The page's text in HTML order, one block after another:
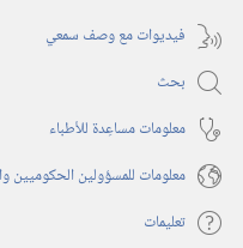
فيديوات مع وصف سمعي
بحث
معلومات مساعِدة للأطباء
معلومات للمسؤولين الحكوميين
تعليمات